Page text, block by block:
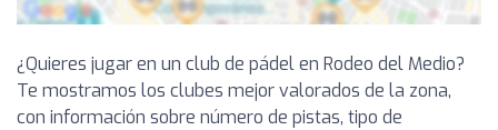
¿Quieres jugar en un club de pádel en Rodeo del Medio?
Te mostramos los clubes mejor valorados de la zona,
con información sobre número de pistas, tipo de